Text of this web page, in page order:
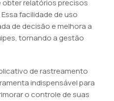
relatórios precisos
facilidade de uso
de decisão e melhora a
tornando a gestão
de rastreamento
indispensável para
o controle de suas